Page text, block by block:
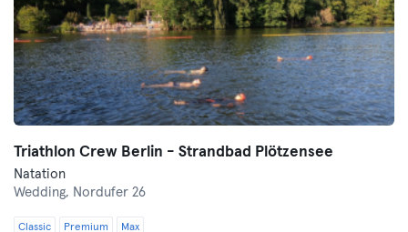
Triathlon Crew Berlin - Strandbad Plötzensee
Natation
Wedding, Nordufer 26
Classic Premium Max